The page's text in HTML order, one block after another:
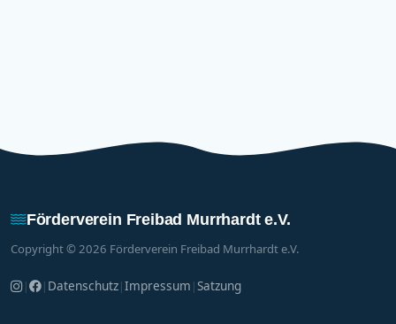
Förderverein Freibad Murrhardt e.V.
Copyright © 2026 Förderverein Freibad Murrhardt e.V.
| | Datenschutz|Impressum |Satzung